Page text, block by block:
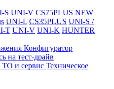
S UNI-V CS75PLUS NEW
UNI-L CS35PLUS UNI-S /
T UNI-V UNI-K HUNTER
Конфигуратор
на тест-драйв
ТО и сервис Техническое